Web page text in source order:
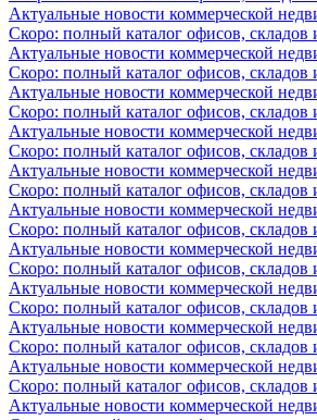
Актуальные новости коммерческой
Скоро: полный каталог офисов,
Актуальные новости коммерческой
Скоро: полный каталог офисов,
Актуальные новости коммерческой
Скоро: полный каталог офисов,
Актуальные новости коммерческой
Скоро: полный каталог офисов,
Актуальные новости коммерческой
Скоро: полный каталог офисов,
Актуальные новости коммерческой
Скоро: полный каталог офисов,
Актуальные новости коммерческой
Скоро: полный каталог офисов,
Актуальные новости коммерческой
Скоро: полный каталог офисов,
Актуальные новости коммерческой
Скоро: полный каталог офисов,
Актуальные новости коммерческой
Скоро: полный каталог офисов,
Актуальные новости коммерческой